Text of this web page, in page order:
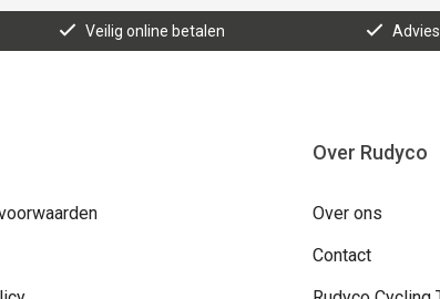
Veilig online betalen
Over Rudyco
Over ons
Contact